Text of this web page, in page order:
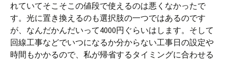
れていてそこそこの値段で使えるのは悪くなかったで
す。光に置き換えるのも選択肢の一つではあるのです
が、なんだかんだいって4000円ぐらいはします。そして
回線工事などでいつになるか分からない工事日の設定や
時間もかかるので、私が帰省するタイミングに合わせる